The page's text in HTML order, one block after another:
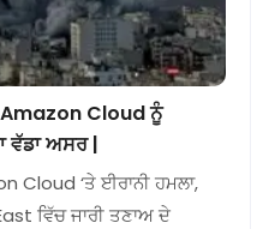
Amazon Cloud ਨੂੰ
ਵੱਡਾ ਅਸਰ |
Cloud ‘ਤੇ ਈਰਾਨੀ ਹਮਲਾ,
ਵਿੱਚ ਜਾਰੀ ਤਣਾਅ ਦੇ